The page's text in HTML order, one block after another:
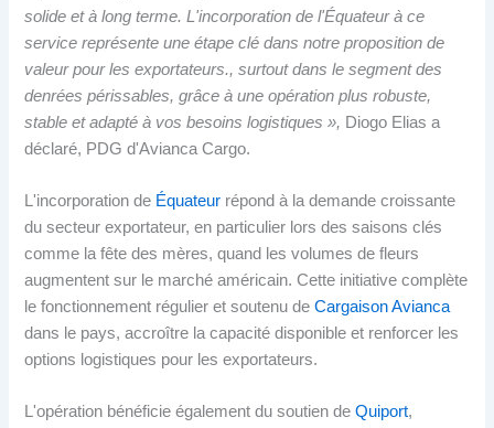
solide et à long terme. L'incorporation de l'Équateur à ce
service représente une étape clé dans notre proposition de
valeur pour les exportateurs., surtout dans le segment des
denrées périssables, grâce à une opération plus robuste,
stable et adapté à vos besoins logistiques », Diogo Elias a
déclaré, PDG d'Avianca Cargo.
L'incorporation de Équateur répond à la demande croissante
du secteur exportateur, en particulier lors des saisons clés
comme la fête des mères, quand les volumes de fleurs
augmentent sur le marché américain. Cette initiative complète
le fonctionnement régulier et soutenu deCargaison Avianca
dans le pays, accroître la capacité disponible et renforcer les
options logistiques pour les exportateurs.
L'opération bénéficie également du soutien deQuiport,